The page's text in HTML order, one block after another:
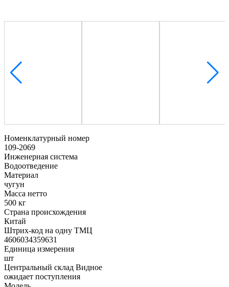
Номенклатурный номер
109-2069
Инженерная система
Водоотведение
Материал
чугун
Масса нетто
500 кг
Страна происхождения
Китай
Штрих-код на одну ТМЦ
4606034359631
Единица измерения
шт
Центральный склад Видное
ожидает поступления